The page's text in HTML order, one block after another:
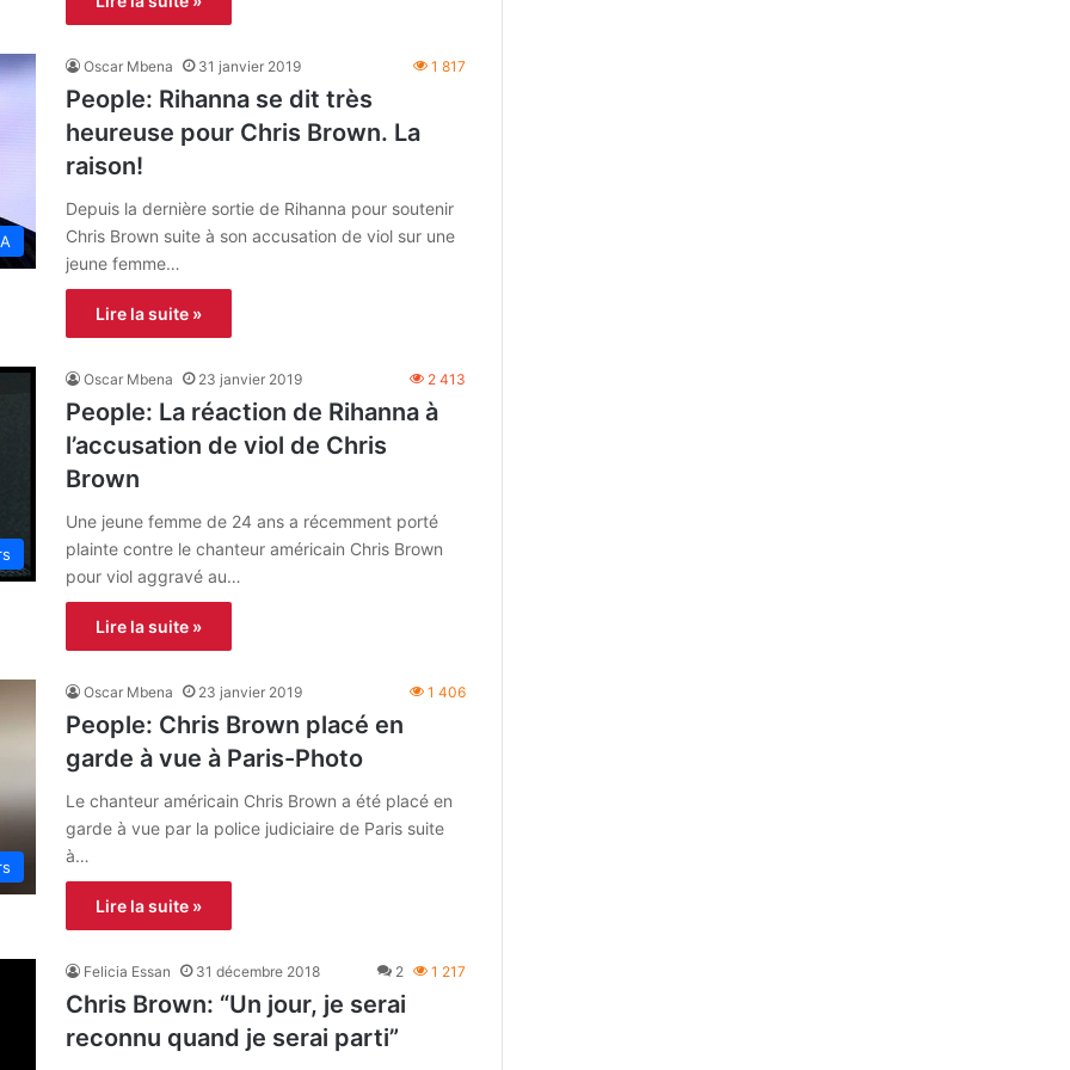
Oscar Mbena 31 janvier 2019 1 817
People: Rihanna se dit très
heureuse pour Chris Brown. La
raison!
Depuis la dernière sortie de Rihanna pour soutenir
Chris Brown suite à son accusation de viol sur une
jeune femme…
Lire la suite »
Oscar Mbena 23 janvier 2019 2 413
People: La réaction de Rihanna à
l’accusation de viol de Chris
Brown
Une jeune femme de 24 ans a récemment porté
plainte contre le chanteur américain Chris Brown
pour viol aggravé au…
Lire la suite »
Oscar Mbena 23 janvier 2019 1 406
People: Chris Brown placé en
garde à vue à Paris-Photo
Le chanteur américain Chris Brown a été placé en
garde à vue par la police judiciaire de Paris suite
à…
Lire la suite »
Felicia Essan 31 décembre 2018 2 1 217
Chris Brown: “Un jour, je serai
reconnu quand je serai parti”